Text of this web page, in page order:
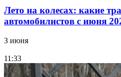
Лето на колесах: какие
автомобилистов с июня
3 июня
11:33